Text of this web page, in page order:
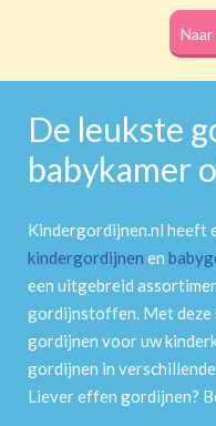
De leukste
babykamer
Kindergordijnen.nl heeft
kindergordijnen en
een uitgebreid
gordijnstoffen. Met deze
gordijnen voor uw
gordijnen in verschillende
Liever effen gordijnen?